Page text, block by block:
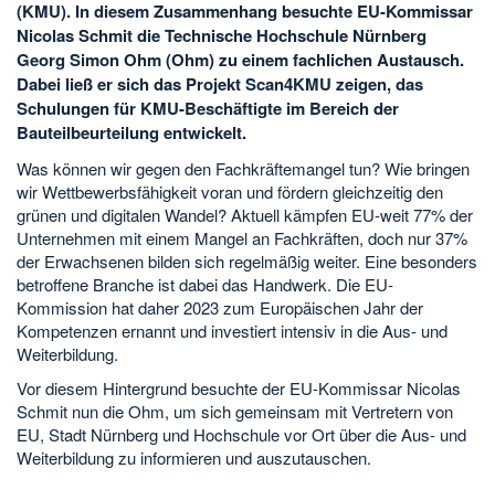
(KMU). In diesem Zusammenhang besuchte EU-Kommissar
Nicolas Schmit die Technische Hochschule Nürnberg
Georg Simon Ohm (Ohm) zu einem fachlichen Austausch.
Dabei ließ er sich das Projekt Scan4KMU zeigen, das
Schulungen für KMU-Beschäftigte im Bereich der
Bauteilbeurteilung entwickelt.
Was können wir gegen den Fachkräftemangel tun? Wie bringen
wir Wettbewerbsfähigkeit voran und fördern gleichzeitig den
grünen und digitalen Wandel? Aktuell kämpfen EU-weit 77% der
Unternehmen mit einem Mangel an Fachkräften, doch nur 37%
der Erwachsenen bilden sich regelmäßig weiter. Eine besonders
betroffene Branche ist dabei das Handwerk. Die EU-
Kommission hat daher 2023 zum Europäischen Jahr der
Kompetenzen ernannt und investiert intensiv in die Aus- und
Weiterbildung.
Vor diesem Hintergrund besuchte der EU-Kommissar Nicolas
Schmit nun die Ohm, um sich gemeinsam mit Vertretern von
EU, Stadt Nürnberg und Hochschule vor Ort über die Aus- und
Weiterbildung zu informieren und auszutauschen.